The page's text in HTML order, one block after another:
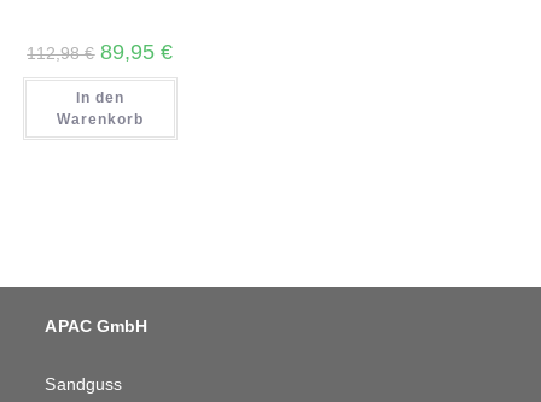
112,98€ Ursprünglicher
Preis
war:
112,98 €
89,95€Aktueller
Preis
ist:
In den
Warenkorb
APAC GmbH
Sandguss